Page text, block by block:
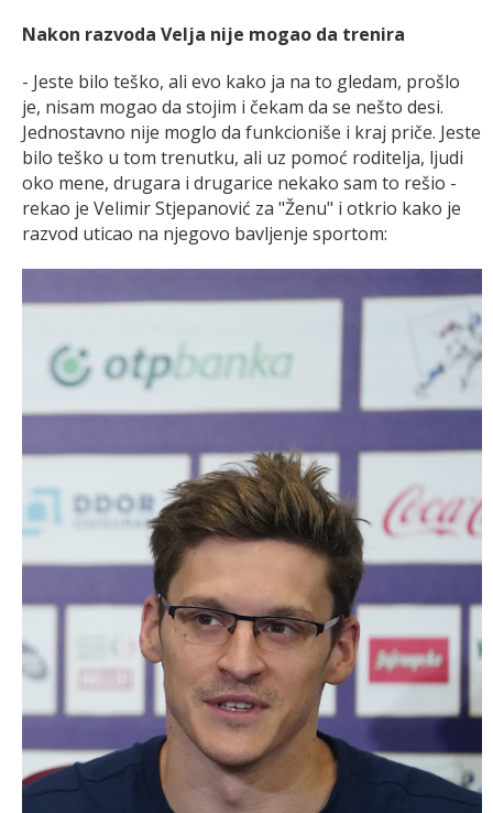
Nakon razvoda Velja nije mogao da trenira
- Jeste bilo teško, ali evo kako ja na to gledam, prošlo
je, nisam mogao da stojim i čekam da se nešto desi.
Jednostavno nije moglo da funkcioniše i kraj priče. Jeste
bilo teško u tom trenutku, ali uz pomoć roditelja, ljudi
oko mene, drugara i drugarice nekako sam to rešio -
rekao je Velimir Stjepanović za "Ženu" i otkrio kako je
razvod uticao na njegovo bavljenje sportom: